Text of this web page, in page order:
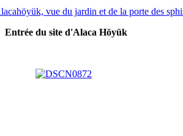
Entrée du site d'Alaca Höyük